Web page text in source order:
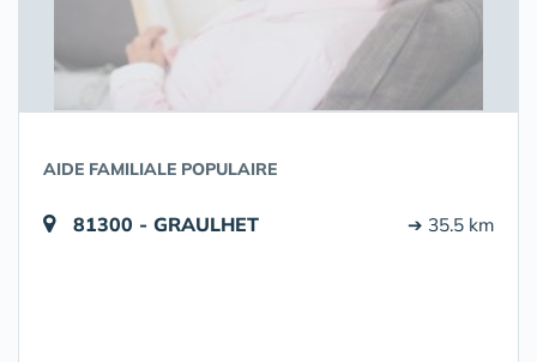
AIDE FAMILIALE POPULAIRE
81300 - GRAULHET ➔ 35.5 km